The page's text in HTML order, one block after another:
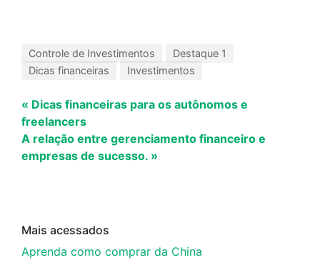
Controle de Investimentos
Destaque 1
Dicas financeiras
Investimentos
« Dicas financeiras para os autônomos e
freelancers
A relação entre gerenciamento financeiro e
empresas de sucesso. »
Mais acessados
Aprenda como comprar da China